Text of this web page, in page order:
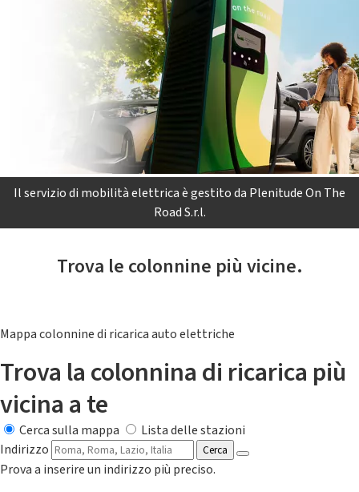
Il servizio di mobilità elettrica è gestito da Plenitude On The
Road S.r.l.
Trova le colonnine più vicine.
Mappa colonnine di ricarica auto elettriche
Trova la colonnina di ricarica più
vicina a te
Cerca sulla mappa
Lista delle stazioni
Indirizzo
Cerca
Prova a inserire un indirizzo più preciso.